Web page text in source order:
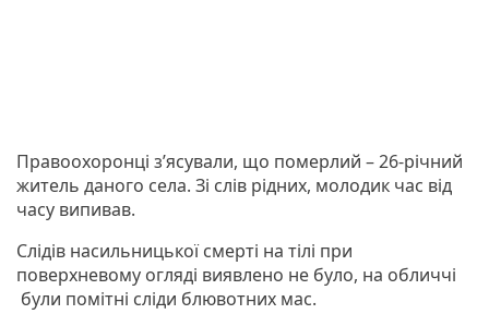
Правоохоронці з’ясували, що померлий – 26-річний
житель даного села. Зі слів рідних, молодик час від
часу випивав.
Слідів насильницької смерті на тілі при
поверхневому огляді виявлено не було, на обличчі
були помітні сліди блювотних мас.